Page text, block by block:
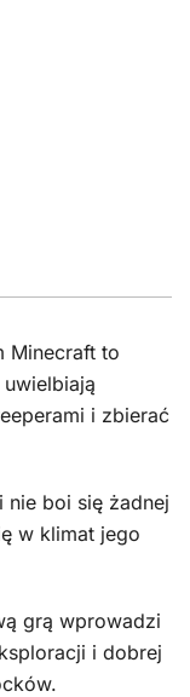
Minecraft to
i zbierać
boi się żadnej
w klimat jego
grą wprowadzi
i dobrej